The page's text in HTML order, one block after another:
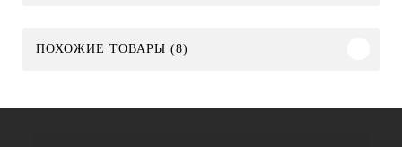
ПОХОЖИЕ ТОВАРЫ (8)